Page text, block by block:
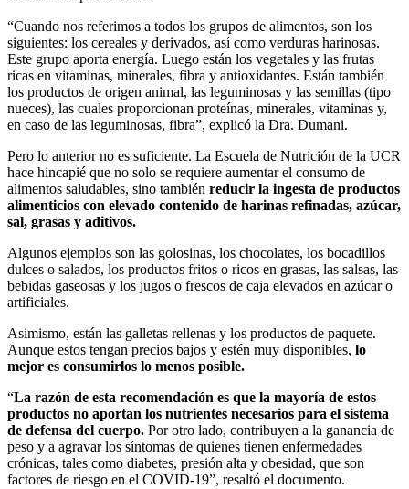
“Cuando nos referimos a todos los grupos de alimentos, son los
siguientes: los cereales y derivados, así como verduras harinosas.
Este grupo aporta energía. Luego están los vegetales y las frutas
ricas en vitaminas, minerales, fibra y antioxidantes. Están también
los productos de origen animal, las leguminosas y las semillas (tipo
nueces), las cuales proporcionan proteínas, minerales, vitaminas y,
en caso de las leguminosas, fibra”, explicó la Dra. Dumani.
Pero lo anterior no es suficiente. La Escuela de Nutrición de la UCR
hace hincapié que no solo se requiere aumentar el consumo de
alimentos saludables, sino también reducir la ingesta de productos
alimenticios con elevado contenido de harinas refinadas, azúcar,
sal, grasas y aditivos.
Algunos ejemplos son las golosinas, los chocolates, los bocadillos
dulces o salados, los productos fritos o ricos en grasas, las salsas, las
bebidas gaseosas y los jugos o frescos de caja elevados en azúcar o
artificiales.
Asimismo, están las galletas rellenas y los productos de paquete.
Aunque estos tengan precios bajos y estén muy disponibles, lo
mejor es consumirlos lo menos posible.
“La razón de esta recomendación es que la mayoría de estos
productos no aportan los nutrientes necesarios para el sistema
de defensa del cuerpo. Por otro lado, contribuyen a la ganancia de
peso y a agravar los síntomas de quienes tienen enfermedades
crónicas, tales como diabetes, presión alta y obesidad, que son
factores de riesgo en el COVID-19”, resaltó el documento.